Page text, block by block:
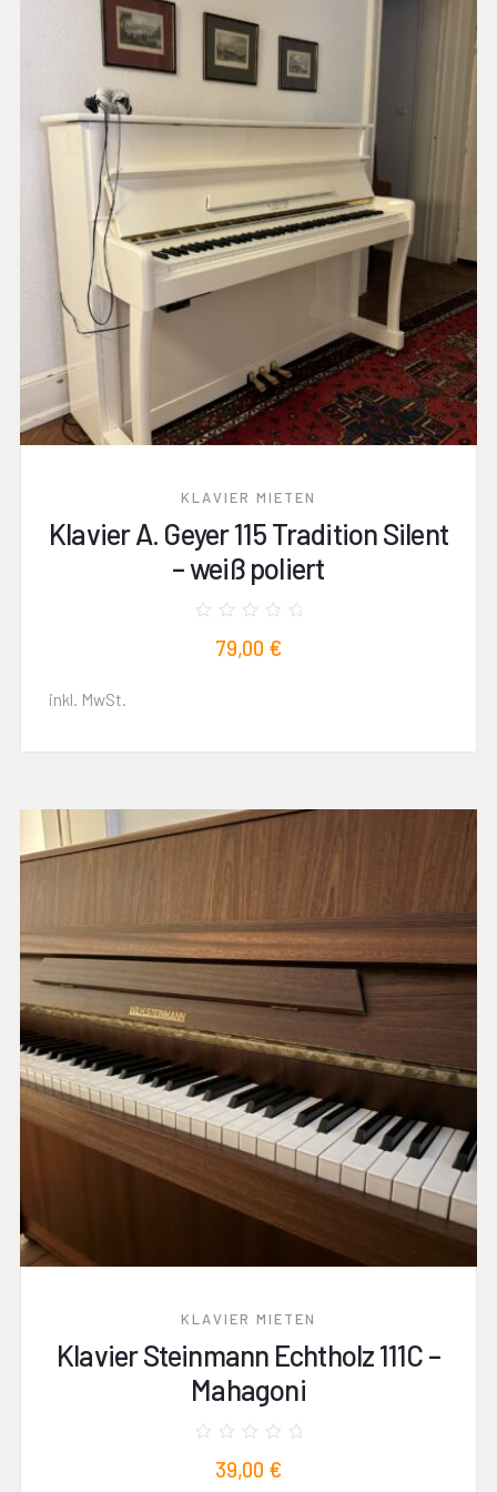
KLAVIER MIETEN
Klavier A. Geyer 115 Tradition Silent
– weiß poliert
79,00 €
inkl. MwSt.
KLAVIER MIETEN
Klavier Steinmann Echtholz 111C –
Mahagoni
39,00 €